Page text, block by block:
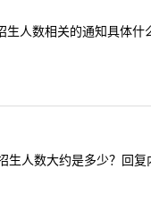
人数相关的通知具体什
人数大约是多少？回复